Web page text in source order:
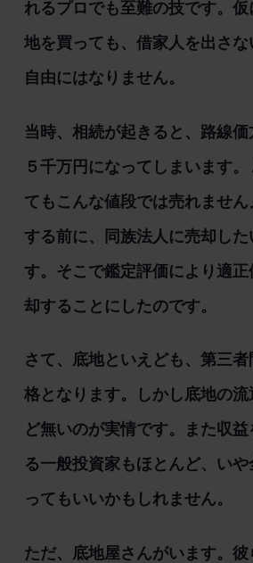
れるプロでも至難の技です。
地を買っても、借家人を出さ
自由にはなりません。
当時、相続が起きると、路線
５千万円になってしまいます
てもこんな値段では売れませ
する前に、同族法人に売却し
す。そこで鑑定評価により適
却することにしたのです。
さて、底地といえども、第三
格となります。しかし底地の
ど無いのが実情です。また収
る一般投資家もほとんど、い
ってもいいかもしれません。
ただ、底地屋さんがいます。